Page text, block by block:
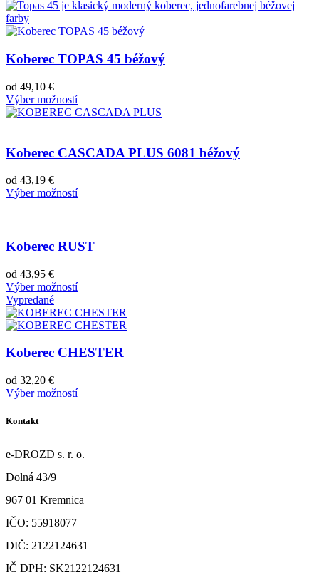
Koberec TOPAS 45 béžový
od 49,10 €
Výber možností
Koberec CASCADA PLUS 6081 béžový
od 43,19 €
Výber možností
Koberec RUST
od 43,95 €
Výber možností
Vypredané
Koberec CHESTER
od 32,20 €
Výber možností
Kontakt
e-DROZD s. r. o.
Dolná 43/9
967 01 Kremnica
IČO: 55918077
DIČ: 2122124631
IČ DPH: SK2122124631